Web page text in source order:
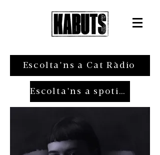
Escolta'ns a Cat Ràdio
Escolta'ns a spotify